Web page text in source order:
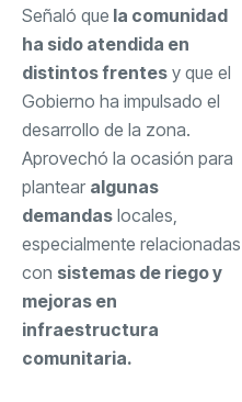
Señaló que la comunidad
ha sido atendida en
distintos frentes y que el
Gobierno ha impulsado el
desarrollo de la zona.
Aprovechó la ocasión para
plantear algunas
demandas locales,
especialmente relacionadas
con sistemas de riego y
mejoras en
infraestructura
comunitaria.